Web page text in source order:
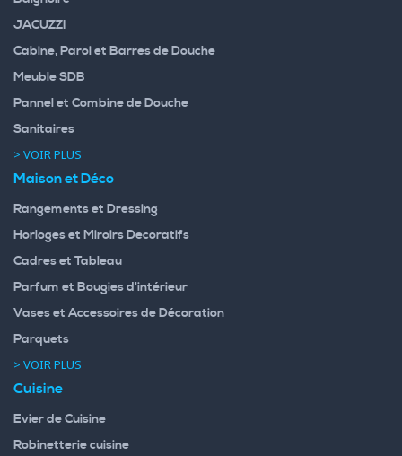
JACUZZI
Cabine, Paroi et Barres de Douche
Meuble SDB
Pannel et Combine de Douche
Sanitaires
> VOIR PLUS
Maison et Déco
Rangements et Dressing
Horloges et Miroirs Decoratifs
Cadres et Tableau
Parfum et Bougies d'intérieur
Vases et Accessoires de Décoration
Parquets
> VOIR PLUS
Cuisine
Evier de Cuisine
Robinetterie cuisine